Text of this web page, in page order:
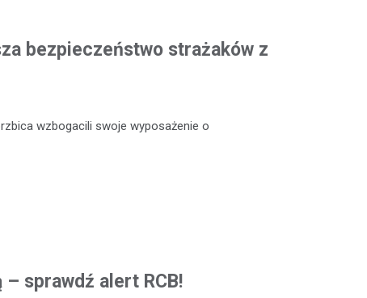
bezpieczeństwo strażaków z
wzbogacili swoje wyposażenie o
sprawdź alert RCB!